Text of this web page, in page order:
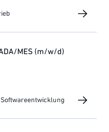
MES (m/w/d)